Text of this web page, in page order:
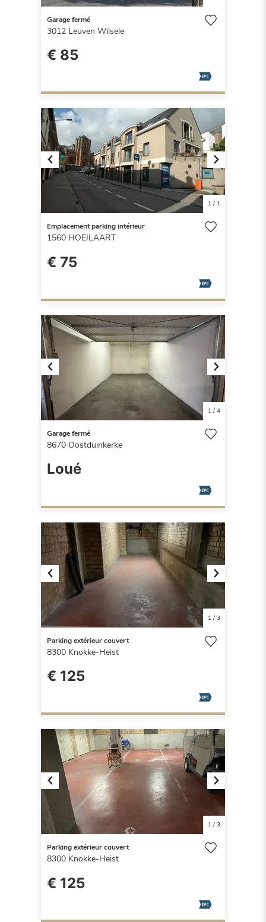
Garage fermé
3012 Leuven Wilsele
€ 85
Previous Next
1/ 1
Emplacement parking intérieur
1560 HOEILAART
€ 75
Previous Next
1/ 4
Garage fermé
8670 Oostduinkerke
Loué
Previous Next
1/ 3
Parking extérieur couvert
8300 Knokke-Heist
€ 125
Previous Next
1/ 3
Parking extérieur couvert
8300 Knokke-Heist
€ 125